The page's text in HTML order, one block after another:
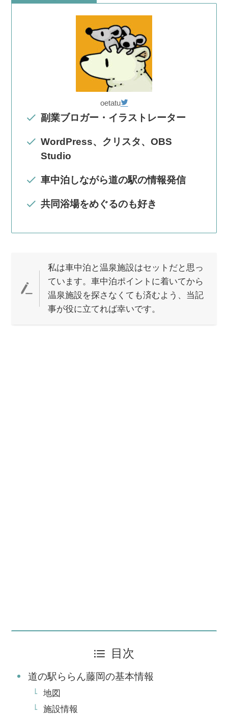
oetatu
副業ブロガー・イラストレーター
WordPress、クリスタ、OBS
Studio
車中泊しながら道の駅の情報発信
共同浴場をめぐるのも好き
私は車中泊と温泉施設はセットだと思っ
ています。車中泊ポイントに着いてから
温泉施設を探さなくても済むよう、当記
事が役に立てれば幸いです。
目次
道の駅ららん藤岡の基本情報
地図
施設情報